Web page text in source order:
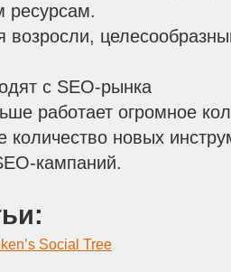
ресурсам.
возросли,
с SEO-рынка
работает огромное
количество новых
кампаний.
Social Tree